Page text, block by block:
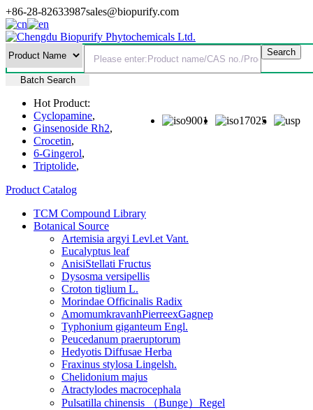
+86-28-82633987sales@biopurify.com
Batch Search
Hot Product:
Cyclopamine,
Ginsenoside Rh2,
Crocetin,
6-Gingerol,
Triptolide,
Product Catalog
TCM Compound Library
Botanical Source
Artemisia argyi Levl.et Vant.
Eucalyptus leaf
AnisiStellati Fructus
Dysosma versipellis
Croton tiglium L.
Morindae Officinalis Radix
AmomumkravanhPierreexGagnep
Typhonium giganteum Engl.
Peucedanum praeruptorum
Hedyotis Diffusae Herba
Fraxinus stylosa Lingelsh.
Chelidonium majus
Atractylodes macrocephala
Pulsatilla chinensis （Bunge）Regel